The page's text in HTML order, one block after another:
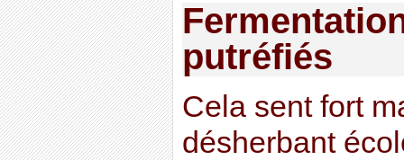
putréfiés
Cela sent fort
désherbant